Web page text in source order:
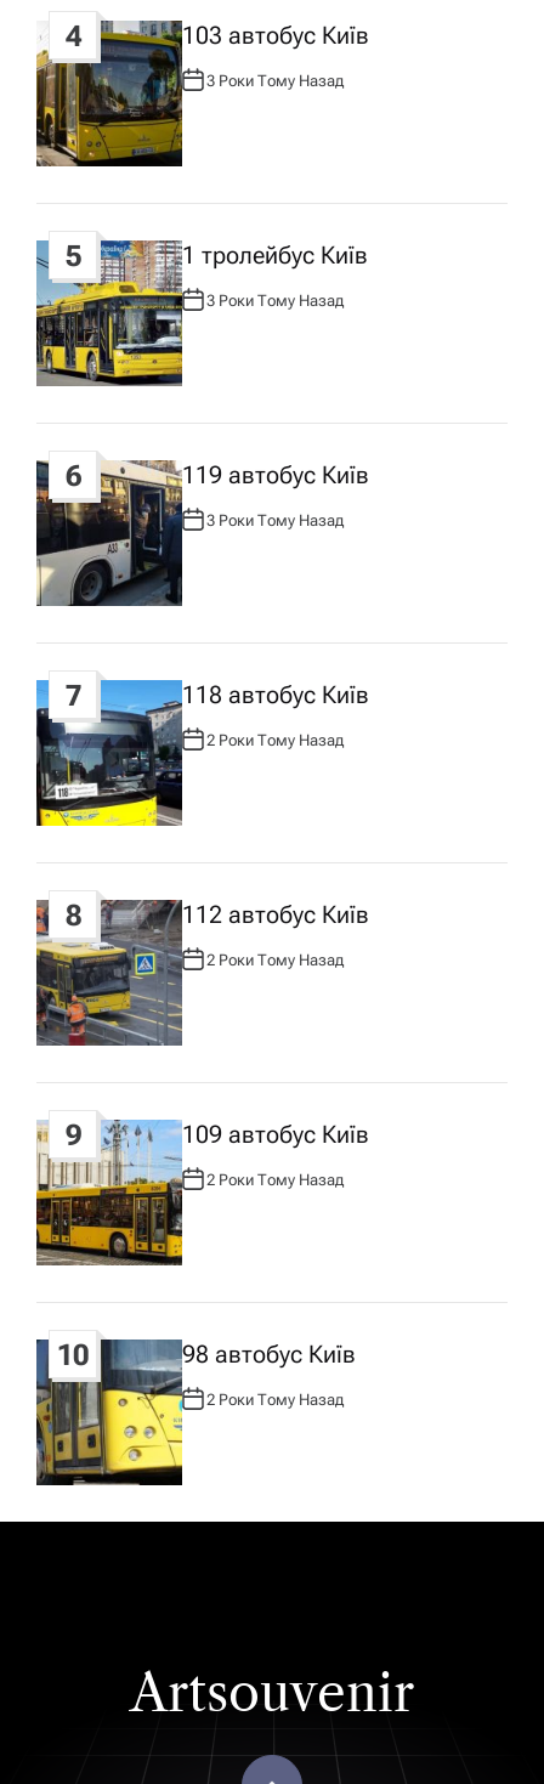
4 103 автобус Київ
А
В
Т
О
Р
:
3 Роки Тому Назад
5 1 тролейбус Київ
А
В
Т
О
Р
:
3 Роки Тому Назад
6 119 автобус Київ
А
Р
:
3 Роки Тому Назад
7 118 автобус Київ
А
В
Т
Р
:
2 Роки Тому Назад
8 112 автобус Київ
А
В
О
Р
:
2 Роки Тому Назад
9 109 автобус Київ
А
В
Т
О
Р
:
2 Роки Тому Назад
10 98 автобус Київ
А
В
Т
Р
:
2 Роки Тому Назад
Artsouvenir